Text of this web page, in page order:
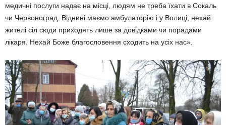
медичні послуги надає на місці, людям не треба їхати в Сокаль
чи Червоноград. Віднині маємо амбулаторію і у Волиці, нехай
жителі сіл сюди приходять лише за довідками чи порадами
лікаря. Нехай Боже благословення сходить на усіх нас».